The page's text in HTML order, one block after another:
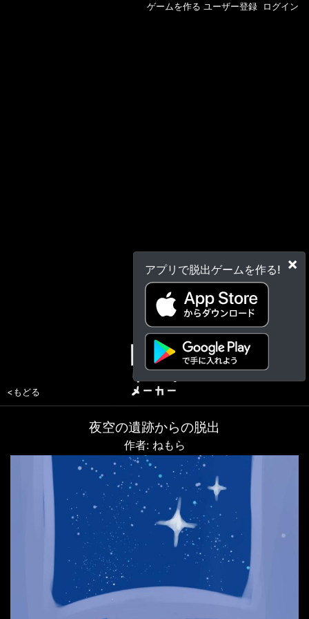
×
アプリで脱出ゲームを作る!
ゲームを作る ユーザー登録 ログイン
<もどる
夜空の遺跡からの脱出
作者: ねもら